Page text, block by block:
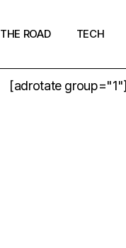
ROAD TECH
[adrotate group="1"]